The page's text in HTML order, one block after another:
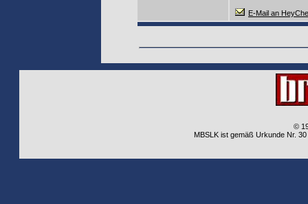
E-Mail an
©
MBSLK ist gemäß Urkunde Nr.